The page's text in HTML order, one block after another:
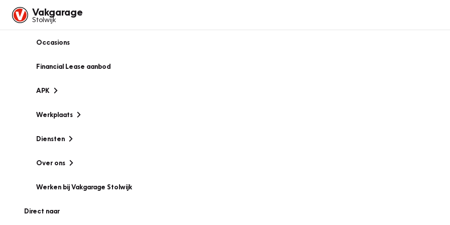
Vakgarage
Stolwijk
Occasions
Financial Lease aanbod
APK
Werkplaats
Diensten
Over ons
Werken bij Vakgarage Stolwijk
Direct naar